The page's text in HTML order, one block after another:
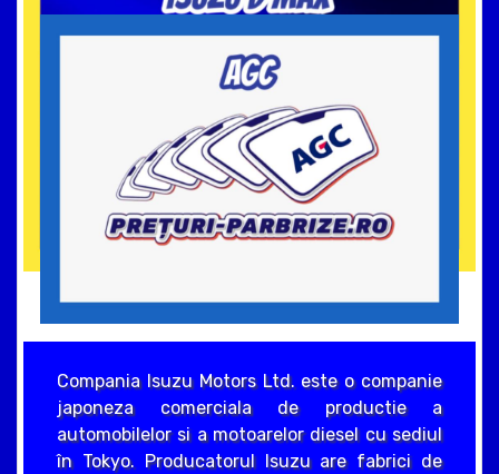
Compania Isuzu Motors Ltd. este o companie
japoneza comerciala de productie a
automobilelor si a motoarelor diesel cu sediul
în Tokyo. Producatorul Isuzu are fabrici de